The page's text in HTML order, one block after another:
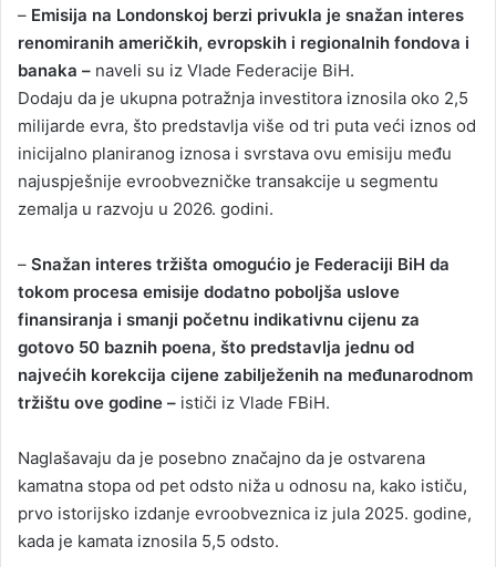
– Emisija na Londonskoj berzi privukla je snažan interes
renomiranih američkih, evropskih i regionalnih fondova i
banaka – naveli su iz Vlade Federacije BiH.
Dodaju da je ukupna potražnja investitora iznosila oko 2,5
milijarde evra, što predstavlja više od tri puta veći iznos od
inicijalno planiranog iznosa i svrstava ovu emisiju među
najuspješnije evroobvezničke transakcije u segmentu
zemalja u razvoju u 2026. godini.
– Snažan interes tržišta omogućio je Federaciji BiH da
tokom procesa emisije dodatno poboljša uslove
finansiranja i smanji početnu indikativnu cijenu za
gotovo 50 baznih poena, što predstavlja jednu od
najvećih korekcija cijene zabilježenih na međunarodnom
tržištu ove godine – ističi iz Vlade FBiH.
Naglašavaju da je posebno značajno da je ostvarena
kamatna stopa od pet odsto niža u odnosu na, kako ističu,
prvo istorijsko izdanje evroobveznica iz jula 2025. godine,
kada je kamata iznosila 5,5 odsto.